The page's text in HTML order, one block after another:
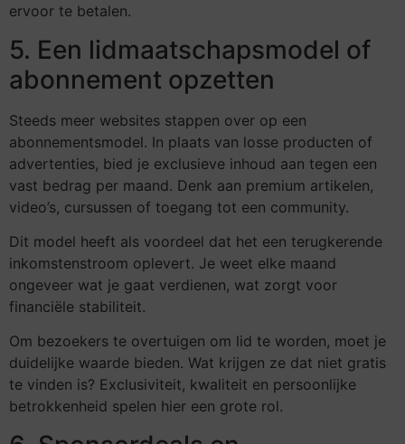
ervoor te betalen.
5. Een lidmaatschapsmodel of
abonnement opzetten
Steeds meer websites stappen over op een
abonnementsmodel. In plaats van losse producten of
advertenties, bied je exclusieve inhoud aan tegen een
vast bedrag per maand. Denk aan premium artikelen,
video’s, cursussen of toegang tot een community.
Dit model heeft als voordeel dat het een terugkerende
inkomstenstroom oplevert. Je weet elke maand
ongeveer wat je gaat verdienen, wat zorgt voor
financiële stabiliteit.
Om bezoekers te overtuigen om lid te worden, moet je
duidelijke waarde bieden. Wat krijgen ze dat niet gratis
te vinden is? Exclusiviteit, kwaliteit en persoonlijke
betrokkenheid spelen hier een grote rol.